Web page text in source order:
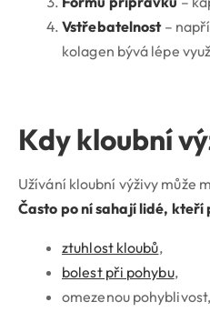
Vstřebatelnost–
kolagen bývá lépe
Kdy kloubní
Užívání kloubní výživy může
Často po ní sahají lidé,
ztuhlost kloubů,
bolest při pohybu,
omezenou pohyblivost,